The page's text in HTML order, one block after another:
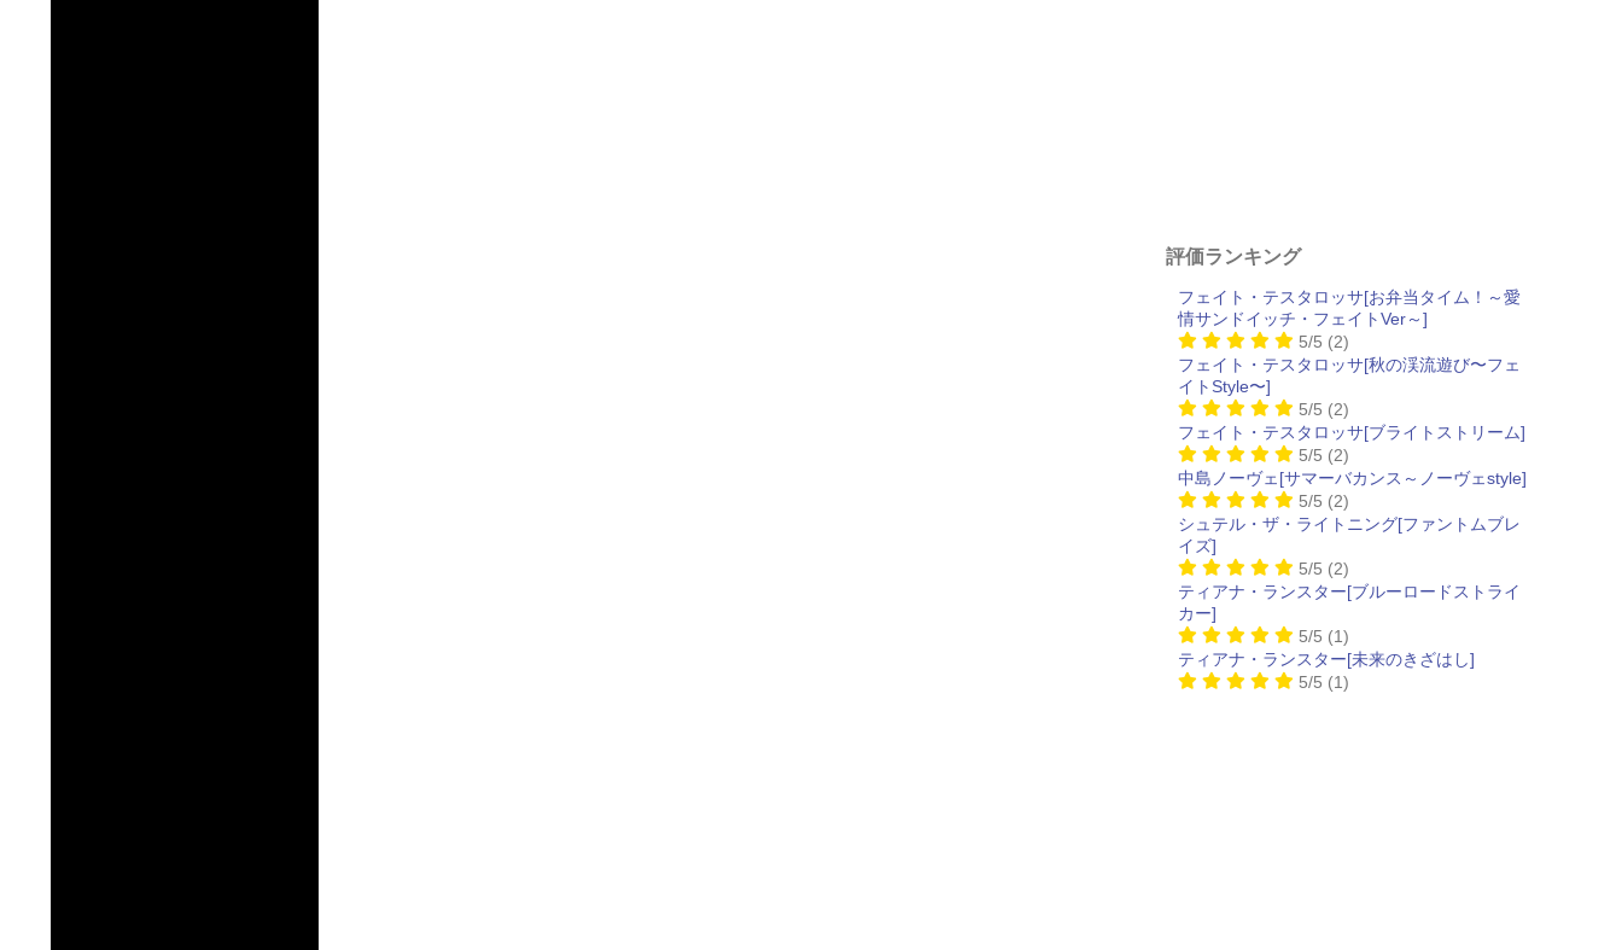
評価ランキング
フェイト・テスタロッサ[お弁当タイム！～愛
情サンドイッチ・フェイトVer～]
5/5 (2)
フェイト・テスタロッサ[秋の渓流遊び〜フェ
イトStyle〜]
5/5 (2)
フェイト・テスタロッサ[ブライトストリーム]
5/5 (2)
中島ノーヴェ[サマーバカンス～ノーヴェstyle]
5/5 (2)
シュテル・ザ・ライトニング[ファントムブレ
イズ]
5/5 (2)
ティアナ・ランスター[ブルーロードストライ
カー]
5/5 (1)
ティアナ・ランスター[未来のきざはし]
5/5 (1)